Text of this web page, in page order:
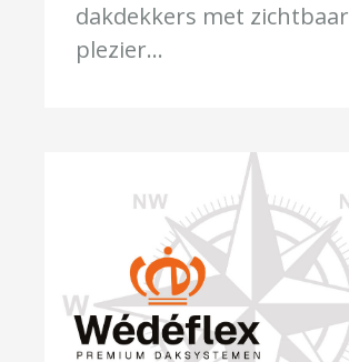
dakdekkers met zichtbaar
plezier...